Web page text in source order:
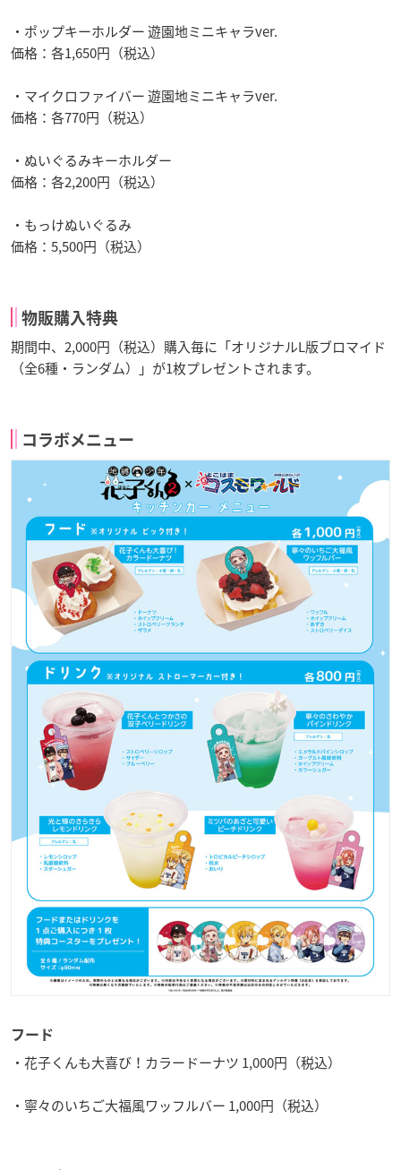
・ポップキーホルダー 遊園地ミニキャラver.
価格：各1,650円（税込）
・マイクロファイバー 遊園地ミニキャラver.
価格：各770円（税込）
・ぬいぐるみキーホルダー
価格：各2,200円（税込）
・もっけぬいぐるみ
価格：5,500円（税込）
物販購入特典
期間中、2,000円（税込）購入毎に「オリジナルL版ブロマイド
（全6種・ランダム）」が1枚プレゼントされます。
コラボメニュー
フード
・花子くんも大喜び！カラードーナツ 1,000円（税込）
・寧々のいちご大福風ワッフルバー 1,000円（税込）